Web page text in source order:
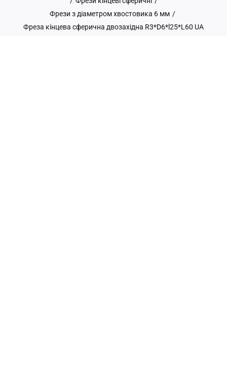
Фрези з діаметром хвостовика 6 мм /
Фреза кінцева сферична двозахідна R3*D6*l25*L60 UA